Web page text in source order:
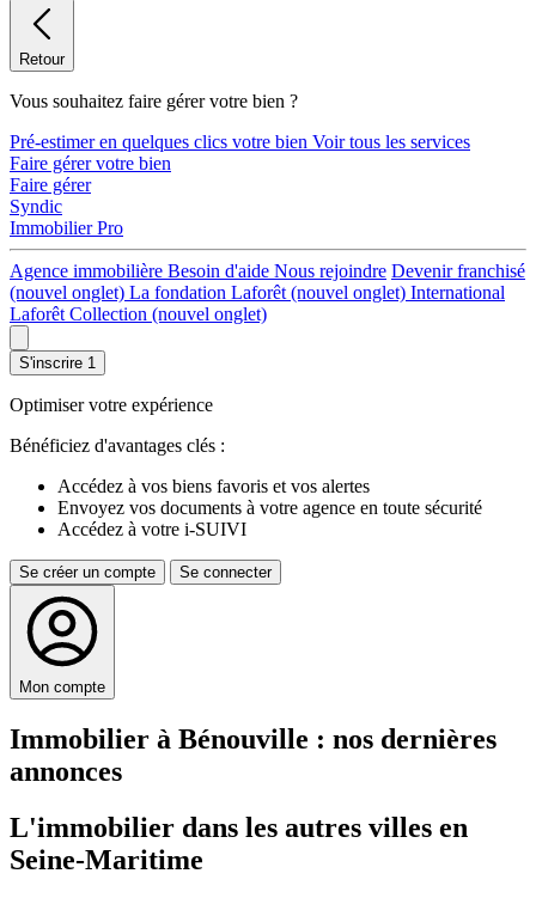
Retour
Vous souhaitez faire gérer votre bien ?
Pré-estimer en quelques clics votre bien Voir tous les services
Faire gérer votre bien
Faire gérer
Syndic
Immobilier Pro
Agence immobilière Besoin d'aide Nous rejoindre Devenir franchisé
(nouvel onglet) La fondation Laforêt (nouvel onglet) International
Laforêt Collection (nouvel onglet)
S'inscrire 1
Optimiser votre expérience
Bénéficiez d'avantages clés :
Accédez à vos biens favoris et vos alertes
Envoyez vos documents à votre agence en toute sécurité
Accédez à votre i-SUIVI
Se créer un compte Se connecter
Mon compte
Immobilier à Bénouville : nos dernières
annonces
L'immobilier dans les autres villes en
Seine-Maritime